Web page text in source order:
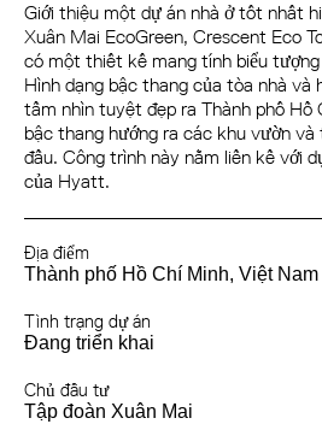
Giới thiệu một dự án nhà ở tốt nhất
Xuân Mai EcoGreen, Crescent Eco
có một thiết kế mang tính biểu
Hình dạng bậc thang của tòa nhà và
tầm nhìn tuyệt đẹp ra Thành phố Hồ
bậc thang hướng ra các khu vườn
đầu. Công trình này nằm liền kề với
của Hyatt.
Địa điểm
Thành phố Hồ Chí Minh, Việt Nam
Tình trạng dự án
Đang triển khai
Chủ đầu tư
Tập đoàn Xuân Mai